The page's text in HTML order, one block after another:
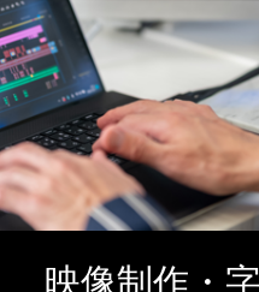
映像制作・